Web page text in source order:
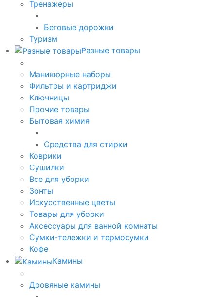
Тренажеры
Беговые дорожки
Туризм
Разные товары
Маникюрные наборы
Фильтры и картриджи
Ключницы
Прочие товары
Бытовая химия
Средства для стирки
Коврики
Сушилки
Все для уборки
Зонты
Искусственные цветы
Товары для уборки
Аксессуары для ванной комнаты
Сумки-тележки и термосумки
Кофе
Камины
Дровяные камины